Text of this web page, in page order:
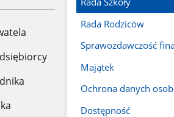
Rada Rodziców
Sprawozdawczość
Majątek
Ochrona danych
Dostępność